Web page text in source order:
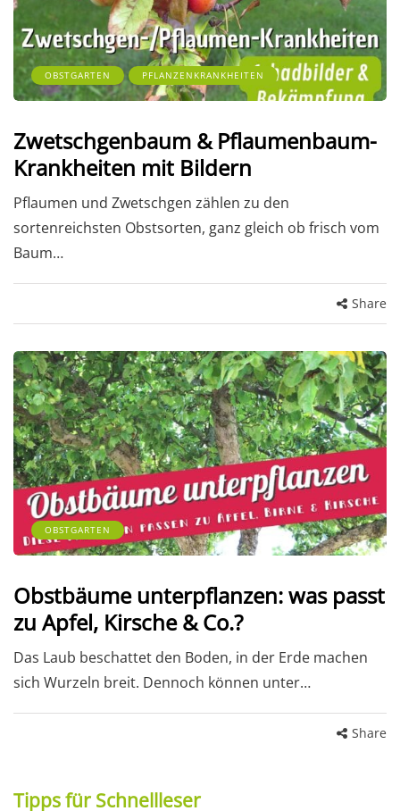
OBSTGARTEN PFLANZENKRANKHEITEN
Zwetschgenbaum & Pflaumenbaum-
Krankheiten mit Bildern
Pflaumen und Zwetschgen zählen zu den
sortenreichsten Obstsorten, ganz gleich ob frisch vom
Baum…
Share
OBSTGARTEN
Obstbäume unterpflanzen: was passt
zu Apfel, Kirsche & Co.?
Das Laub beschattet den Boden, in der Erde machen
sich Wurzeln breit. Dennoch können unter…
Share
Tipps für Schnellleser